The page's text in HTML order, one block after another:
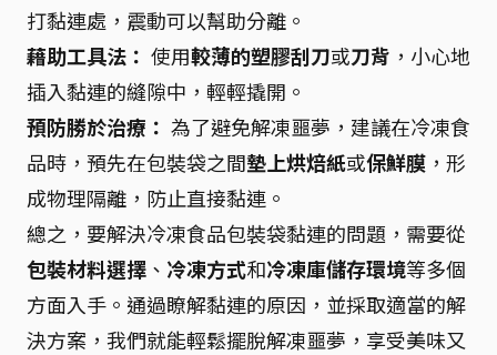
打黏連處，震動可以幫助分離。
藉助工具法： 使用較薄的塑膠刮刀或刀背 ，小心地
插入黏連的縫隙中，輕輕撬開。
預防勝於治療： 為了避免解凍噩夢，建議在冷凍食
品時，預先在包裝袋之間墊上烘焙紙或保鮮膜 ，形
成物理隔離，防止直接黏連。
總之，要解決冷凍食品包裝袋黏連的問題，需要從
包裝材料選擇 、 冷凍方式和冷凍庫儲存環境等多個
方面入手。通過瞭解黏連的原因，並採取適當的解
決方案，我們就能輕鬆擺脫解凍噩夢，享受美味又